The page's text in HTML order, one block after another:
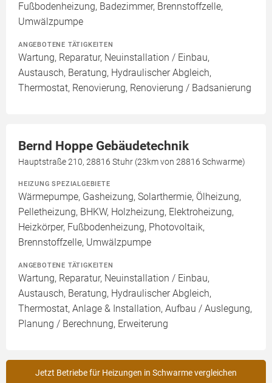
Fußbodenheizung, Badezimmer, Brennstoffzelle,
Umwälzpumpe
ANGEBOTENE TÄTIGKEITEN
Wartung, Reparatur, Neuinstallation / Einbau,
Austausch, Beratung, Hydraulischer Abgleich,
Thermostat, Renovierung, Renovierung / Badsanierung
Bernd Hoppe Gebäudetechnik
Hauptstraße 210, 28816 Stuhr (23km von 28816 Schwarme)
HEIZUNG SPEZIALGEBIETE
Wärmepumpe, Gasheizung, Solarthermie, Ölheizung,
Pelletheizung, BHKW, Holzheizung, Elektroheizung,
Heizkörper, Fußbodenheizung, Photovoltaik,
Brennstoffzelle, Umwälzpumpe
ANGEBOTENE TÄTIGKEITEN
Wartung, Reparatur, Neuinstallation / Einbau,
Austausch, Beratung, Hydraulischer Abgleich,
Thermostat, Anlage & Installation, Aufbau / Auslegung,
Planung / Berechnung, Erweiterung
Jetzt Betriebe für Heizungen in Schwarme vergleichen